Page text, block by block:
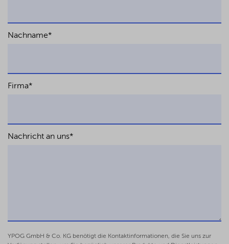
Nachname*
Firma*
Nachricht an uns*
YPOG GmbH & Co. KG benötigt die Kontaktinformationen, die Sie uns zur